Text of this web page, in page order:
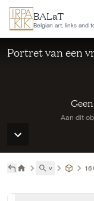
Ga naar hoofdinhoud
BALaT
Belgian art, links and
Aan dit
Portret van een
˅